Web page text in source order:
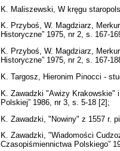
K. Maliszewski, W kręgu
K. Przyboś, W. Magdziarz,
Historyczne” 1975, nr 2, s. 167-
K. Przyboś, W. Magdziarz,
Historyczne” 1975, nr 2, s. 167-
K. Targosz, Hieronim Pinocci -
K. Zawadzki "Awizy Krakowskie"
Polskiej” 1986, nr 3, s. 5-18 [2];
K. Zawadzki, "Nowiny" z 1557 r.
K. Zawadzki, "Wiadomości
Czasopiśmiennictwa Polskiego”